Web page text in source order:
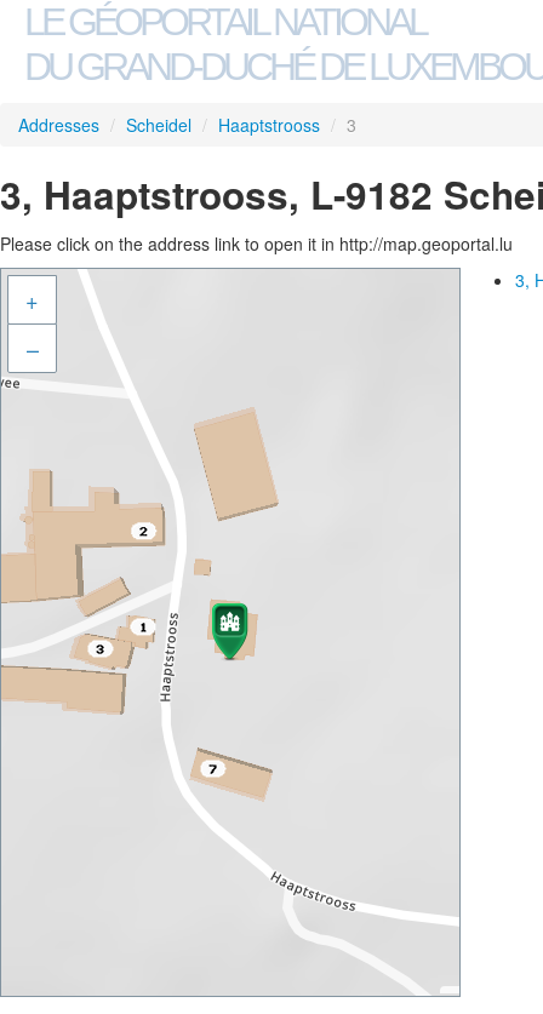
LE GÉOPORTAIL NATIONAL
DU GRAND-DUCHÉ DE
Addresses / Scheidel / Haaptstrooss / 3
3, Haaptstrooss, L-9182
Please click on the address link to open it in http://map.geoportal.lu
+
–
3,